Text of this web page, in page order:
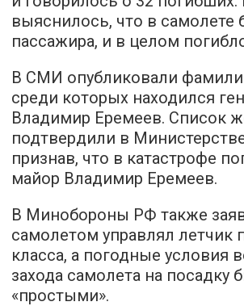
выяснилось, что в самолете
пассажира, и в целом
В СМИ опубликовали
среди которых находился
Владимир Еремеев. Список
подтвердили в
признав, что в катастрофе
майор Владимир Еремеев.
В Минобороны РФ также
самолетом управлял летчик
класса, а погодные условия
захода самолета на посадку
«простыми».